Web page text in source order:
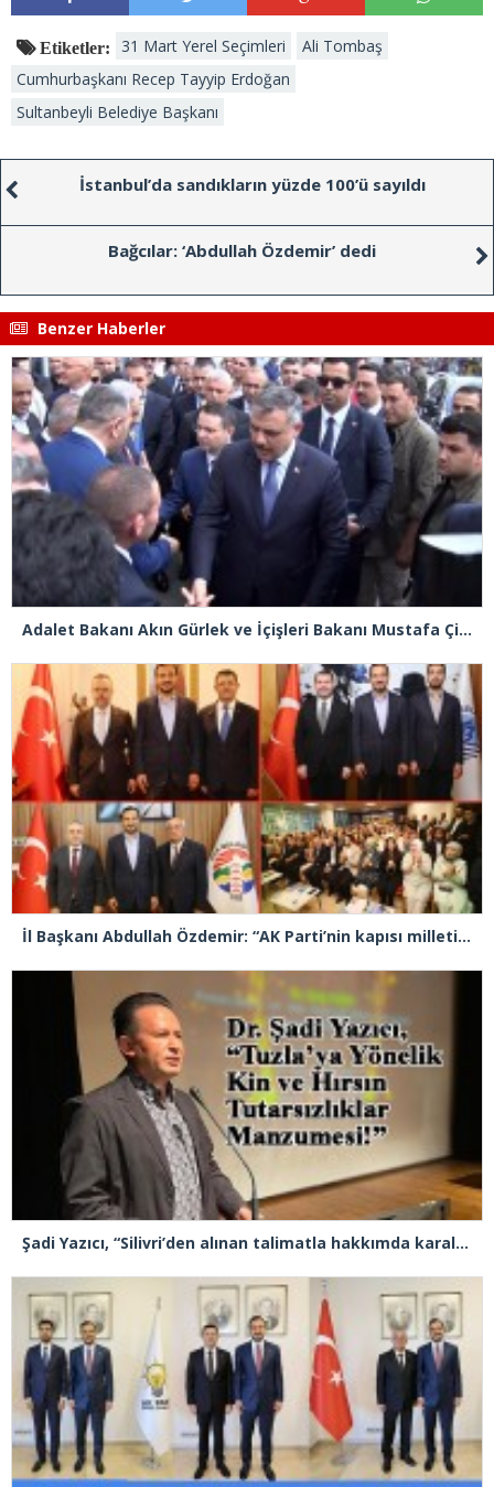
Etiketler: 31 Mart Yerel Seçimleri
Ali Tombaş
Cumhurbaşkanı Recep Tayyip Erdoğan
Sultanbeyli Belediye Başkanı
İstanbul’da sandıkların yüzde 100’ü sayıldı
Bağcılar: ‘Abdullah Özdemir’ dedi
Benzer Haberler
Adalet Bakanı Akın Gürlek ve İçişleri Bakanı Mustafa Çiftçi Esenyurt’ta
İl Başkanı Abdullah Özdemir: “AK Parti’nin kapısı milletine hizmet etmek isteyen herkese açıktır”
Şadi Yazıcı, “Silivri’den alınan talimatla hakkımda karalama kampanyası yürütülüyor”